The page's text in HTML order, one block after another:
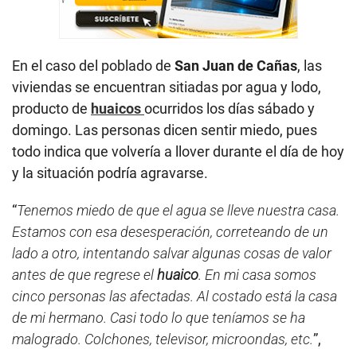
En el caso del poblado de San Juan de Cañas, las
viviendas se encuentran sitiadas por agua y lodo,
producto de huaicosocurridos los días sábado y
domingo. Las personas dicen sentir miedo, pues
todo indica que volvería a llover durante el día de hoy
y la situación podría agravarse.
“Tenemos miedo de que el agua se lleve nuestra casa.
Estamos con esa desesperación, correteando de un
lado a otro, intentando salvar algunas cosas de valor
antes de que regrese elhuaico. En mi casa somos
cinco personas las afectadas. Al costado está la casa
de mi hermano. Casi todo lo que teníamos se ha
malogrado. Colchones, televisor, microondas, etc.”,